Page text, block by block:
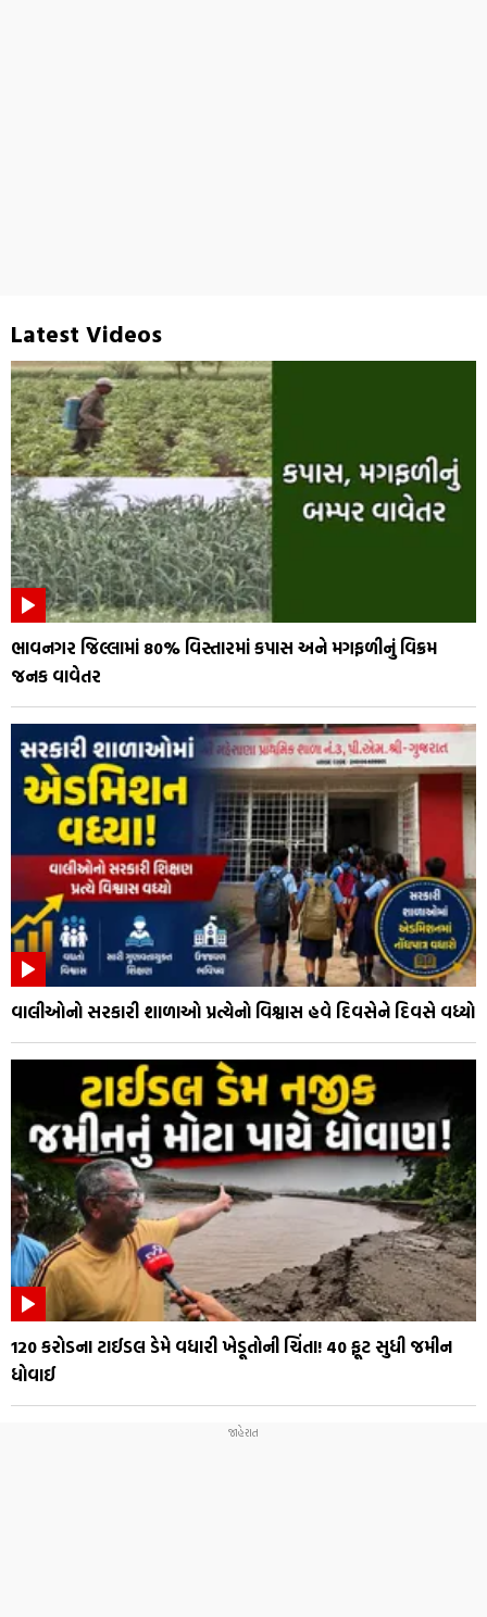
Latest Videos
ભાવનગર જિલ્લામાં 80% વિસ્તારમાં કપાસ અને મગફળીનું વિક્રમ
જનક વાવેતર
વાલીઓનો સરકારી શાળાઓ પ્રત્યેનો વિશ્વાસ હવે દિવસેને દિવસે વધ્યો
₹120 કરોડના ટાઈડલ ડેમે વધારી ખેડૂતોની ચિંતા! 40 ફૂટ સુધી જમીન
ધોવાઈ